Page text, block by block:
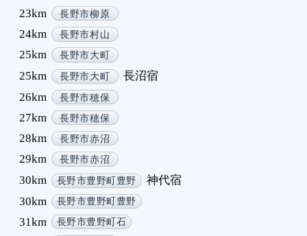
23km 長野市柳原
24km 長野市村山
25km 長野市大町
25km 長野市大町
長沼宿
26km
長野市穂保
27km 長野市穂保
28km 長野市赤沼
29km 長野市赤沼
30km 長野市豊野町豊野
神代宿
30km
長野市豊野町豊野
31km 長野市豊野町石